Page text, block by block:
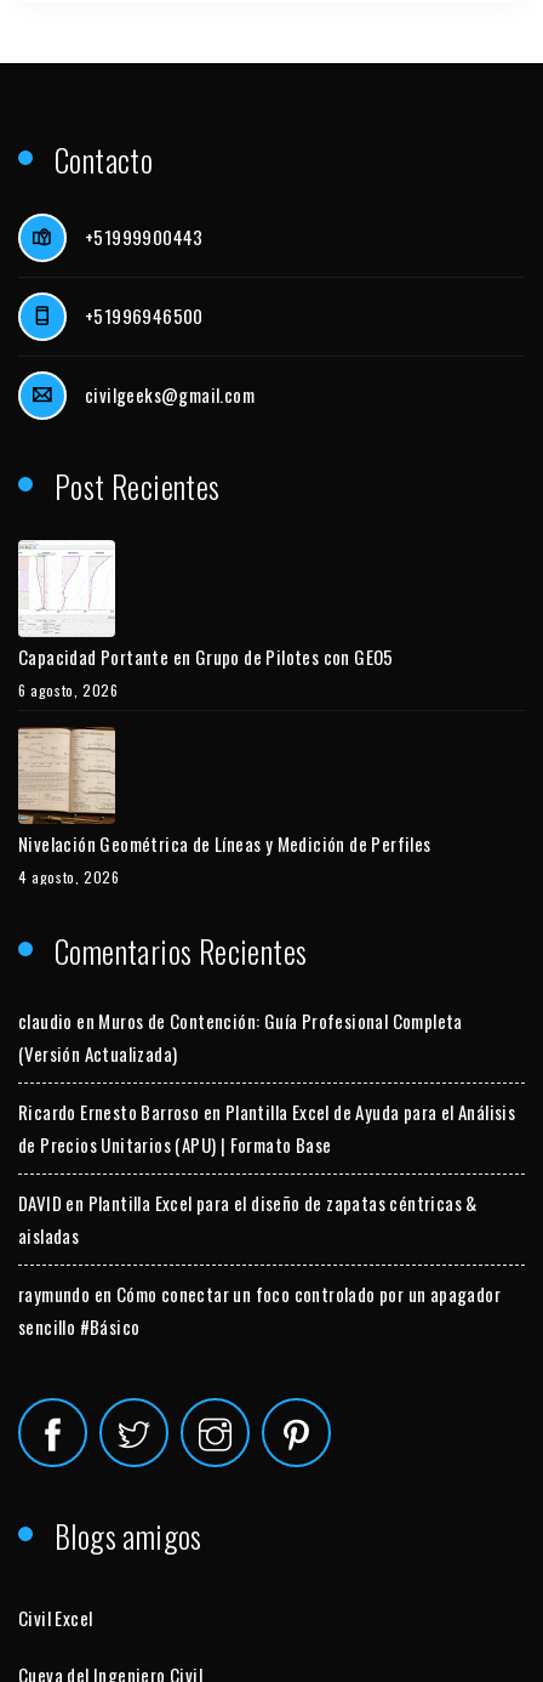
Contacto
+51999900443
+51996946500
civilgeeks@gmail.com
Post Recientes
Capacidad Portante en Grupo de Pilotes con GEO5
6 agosto, 2026
Nivelación Geométrica de Líneas y Medición de Perfiles
4 agosto, 2026
Comentarios Recientes
claudio en Muros de Contención: Guía Profesional Completa
(Versión Actualizada)
Ricardo Ernesto Barroso en Plantilla Excel de Ayuda para el Análisis
de Precios Unitarios (APU) | Formato Base
DAVID en Plantilla Excel para el diseño de zapatas céntricas &
aisladas
raymundo en Cómo conectar un foco controlado por un apagador
sencillo #Básico
Blogs amigos
Civil Excel
Cueva del Ingeniero Civil